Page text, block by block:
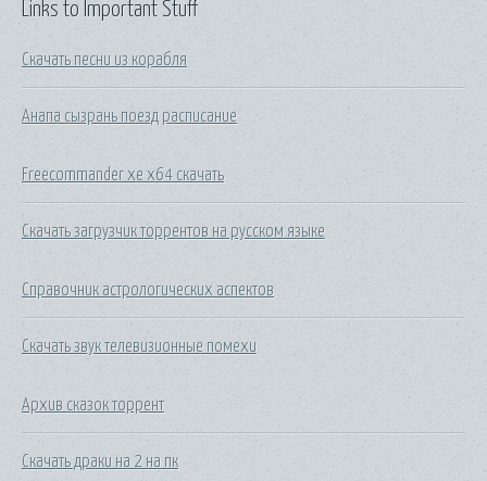
Links to Important Stuff
Скачать песни из корабля
Анапа сызрань поезд расписание
Freecommander xe x64 скачать
Скачать загрузчик торрентов на русском языке
Справочник астрологических аспектов
Скачать звук телевизионные помехи
Архив сказок торрент
Скачать драки на 2 на пк